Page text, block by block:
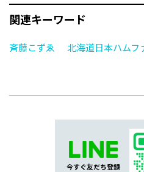
関連キーワード
斉藤こずゑ 北海道日本ハムフ
今すぐ友だち登録